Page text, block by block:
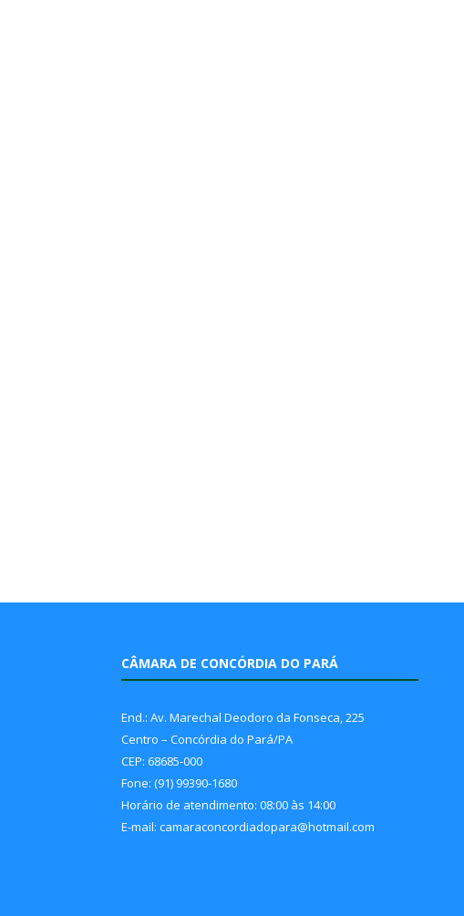
CÂMARA DE CONCÓRDIA DO PARÁ
End.: Av. Marechal Deodoro da Fonseca, 225
Centro – Concórdia do Pará/PA
CEP: 68685-000
Fone: (91) 99390-1680
Horário de atendimento: 08:00 às 14:00
E-mail: camaraconcordiadopara@hotmail.com